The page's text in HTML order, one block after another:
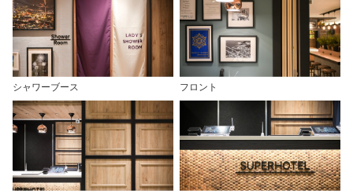
シャワーブース フロント